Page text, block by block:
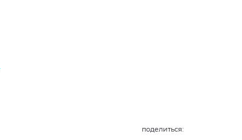
поделиться: